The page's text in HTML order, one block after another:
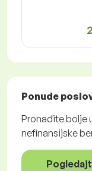
Ponude
Pronađite bolje
nefinansijske